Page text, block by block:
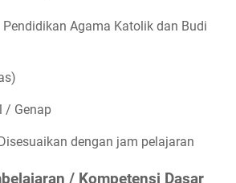
Agama Katolik dan Budi
/ Genap
dengan jam pelajaran
/ Kompetensi Dasar